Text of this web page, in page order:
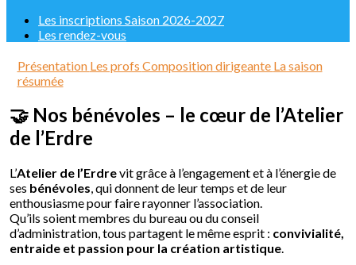
Les inscriptions Saison 2026-2027
Les rendez-vous
Présentation Les profs Composition dirigeante La saison
résumée
🤝 Nos bénévoles – le cœur de l’Atelier
de l’Erdre
L’Atelier de l’Erdrevit grâce à l’engagement et à l’énergie de
ses bénévoles, qui donnent de leur temps et de leur
enthousiasme pour faire rayonner l’association.
Qu’ils soient membres du bureau ou du conseil
d’administration, tous partagent le même esprit : convivialité,
entraide et passion pour la création artistique.